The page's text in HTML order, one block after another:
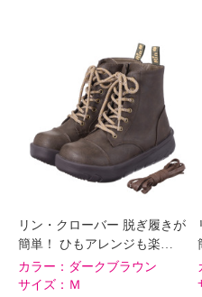
リン・クローバー 脱ぎ履きが
簡単！ ひもアレンジも楽…
カラー： ダークブラウン
サイズ： Ｍ